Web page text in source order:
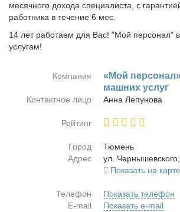
месячного дохода специалиста, с
работника в течение 6 мес.
14 лет работаем для Вас! "Мой персонал"
услугам!
Компания
«Мой
маш­них услуг
Контактное лицо Ан­на Ле­пу­но­ва
Рейтинг
Город
Тю­мень
Адрес
ул.
Показать на карте
Телефон
Показать телефон
E-mail
Показать e-mail